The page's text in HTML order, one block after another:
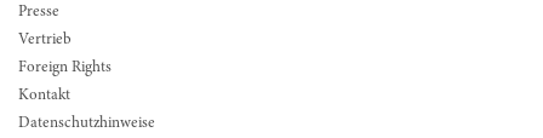
Presse
Vertrieb
Foreign Rights
Kontakt
Datenschutzhinweise